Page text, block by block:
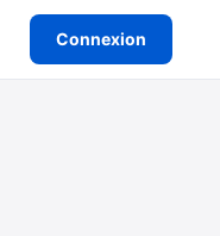
Connexion